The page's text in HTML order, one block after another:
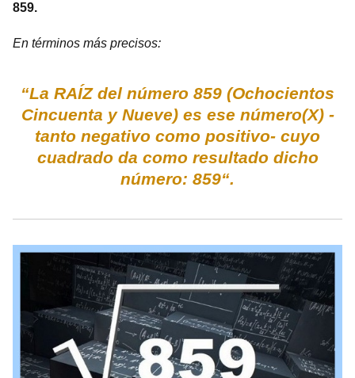
859.
En términos más precisos:
“La RAÍZ del número 859 (Ochocientos
Cincuenta y Nueve) es ese número(X) -
tanto negativo como positivo- cuyo
cuadrado da como resultado dicho
número: 859“.